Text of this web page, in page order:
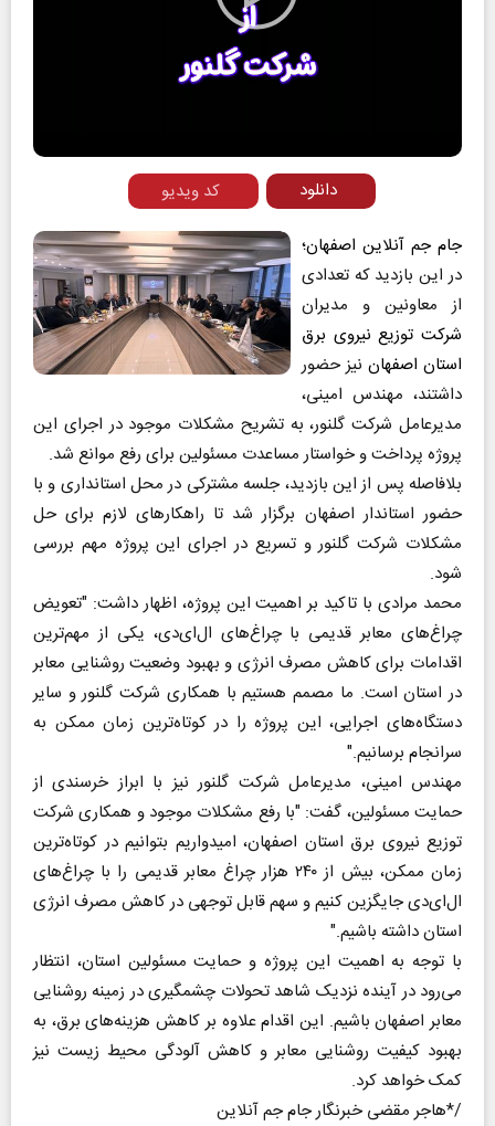
Play
کد ویدیو
دانلود
جام جم آنلاین اصفهان؛
در این بازدید که تعدادی
از معاونین و مدیران
شرکت توزیع نیروی برق
استان اصفهان نیز حضور
داشتند، مهندس امینی،
مدیرعامل شرکت گلنور، به تشریح مشکلات موجود در اجرای این
پروژه پرداخت و خواستار مساعدت مسئولین برای رفع موانع شد.
بلافاصله پس از این بازدید، جلسه مشترکی در محل استانداری و با
حضور استاندار اصفهان برگزار شد تا راهکارهای لازم برای حل
مشکلات شرکت گلنور و تسریع در اجرای این پروژه مهم بررسی
شود.
محمد مرادی با تاکید بر اهمیت این پروژه، اظهار داشت: "تعویض
چراغ‌های معابر قدیمی با چراغ‌های ال‌ای‌دی، یکی از مهم‌ترین
اقدامات برای کاهش مصرف انرژی و بهبود وضعیت روشنایی معابر
در استان است. ما مصمم هستیم با همکاری شرکت گلنور و سایر
دستگاه‌های اجرایی، این پروژه را در کوتاه‌ترین زمان ممکن به
سرانجام برسانیم."
مهندس امینی، مدیرعامل شرکت گلنور نیز با ابراز خرسندی از
حمایت مسئولین، گفت: "با رفع مشکلات موجود و همکاری شرکت
توزیع نیروی برق استان اصفهان، امیدواریم بتوانیم در کوتاه‌ترین
زمان ممکن، بیش از ۲۴۰ هزار چراغ معابر قدیمی را با چراغ‌های
ال‌ای‌دی جایگزین کنیم و سهم قابل توجهی در کاهش مصرف انرژی
استان داشته باشیم."
با توجه به اهمیت این پروژه و حمایت مسئولین استان، انتظار
می‌رود در آینده نزدیک شاهد تحولات چشمگیری در زمینه روشنایی
معابر اصفهان باشیم. این اقدام علاوه بر کاهش هزینه‌های برق، به
بهبود کیفیت روشنایی معابر و کاهش آلودگی محیط زیست نیز
کمک خواهد کرد.
هاجر مقضی خبرنگار جام جم آنلاین*/